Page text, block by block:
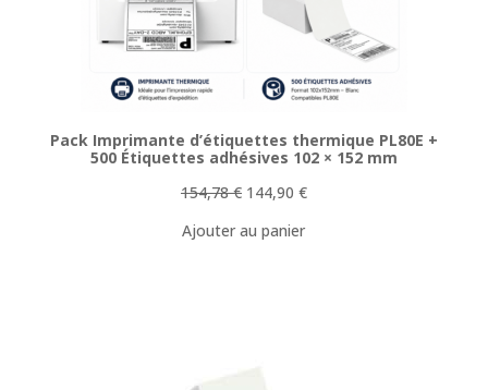
Pack Imprimante d’étiquettes thermique PL80E +
500 Étiquettes adhésives 102 × 152 mm
154,78€ Le
initial
144,90 €Le
Ajouter au panier